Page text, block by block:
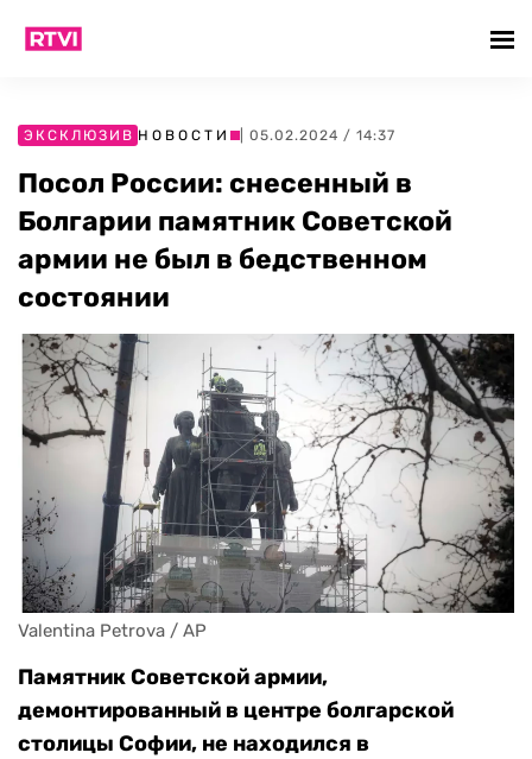
ЭКСКЛЮЗИВ НОВОСТИ | 05.02.2024 / 14:37
Посол России: снесенный в
Болгарии памятник Советской
армии не был в бедственном
состоянии
Valentina Petrova / AP
Памятник Советской армии,
демонтированный в центре болгарской
столицы Софии, не находился в